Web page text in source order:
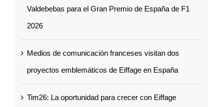
Valdebebas para el Gran Premio de España de F1
2026
Medios de comunicación franceses visitan dos
proyectos emblemáticos de Eiffage en España
Tim26: La oportunidad para crecer con Eiffage